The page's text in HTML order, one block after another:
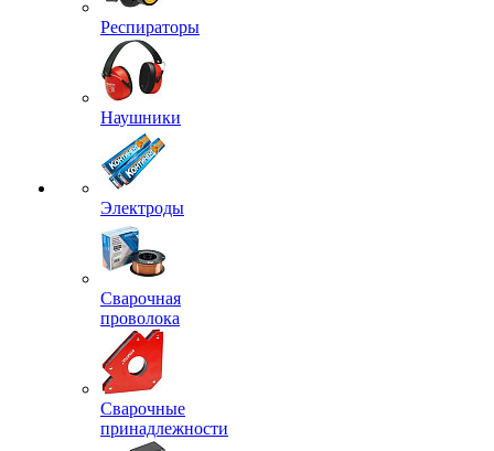
Респираторы
Наушники
Электроды
Сварочная
проволока
Сварочные
принадлежности